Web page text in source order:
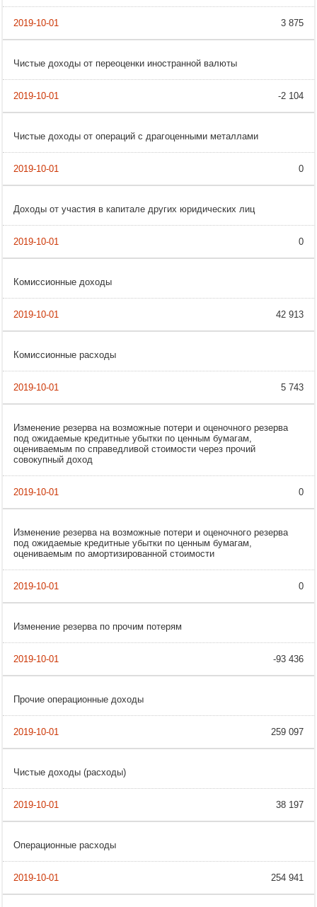
3 875
Чистые доходы от переоценки иностранной валюты
-2 104
Чистые доходы от операций с драгоценными металлами
0
Доходы от участия в капитале других юридических лиц
0
Комиссионные доходы
42 913
Комиссионные расходы
5 743
Изменение резерва на возможные потери и оценочного резерва
под ожидаемые кредитные убытки по ценным бумагам,
оцениваемым по справедливой стоимости через прочий
совокупный доход
0
Изменение резерва на возможные потери и оценочного резерва
под ожидаемые кредитные убытки по ценным бумагам,
оцениваемым по амортизированной стоимости
0
Изменение резерва по прочим потерям
-93 436
Прочие операционные доходы
259 097
Чистые доходы (расходы)
38 197
Операционные расходы
254 941